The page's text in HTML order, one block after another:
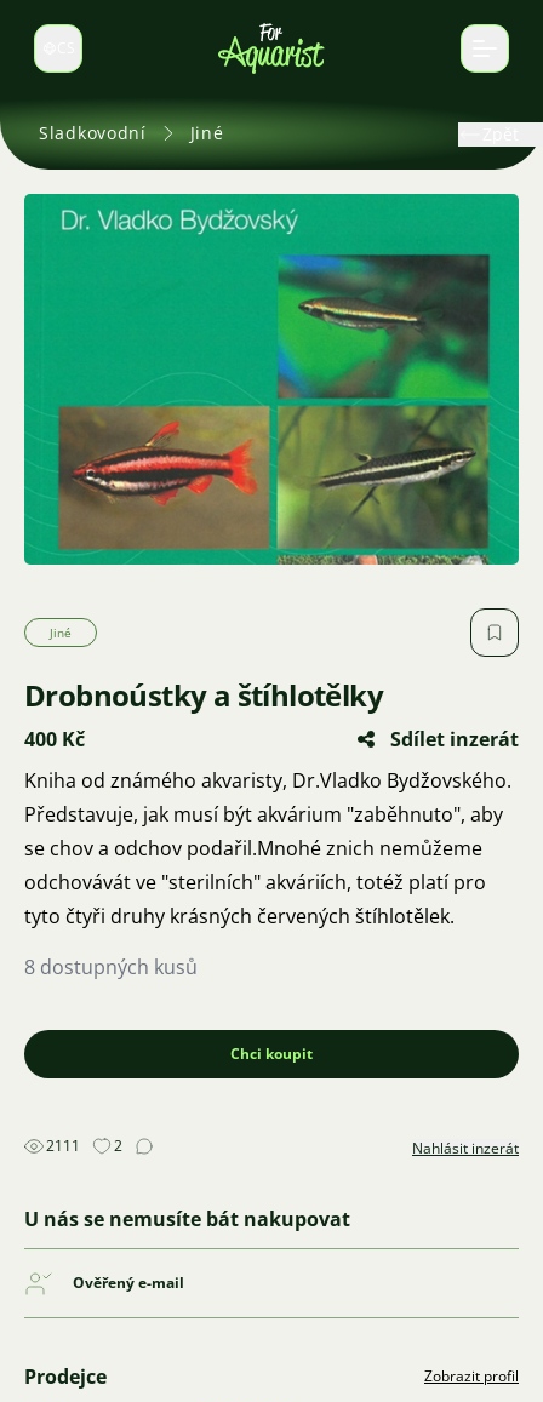
Select language
Sladkovodní Jiné
Jiné
Drobnoústky a štíhlotělky
400 Kč
Sdílet inzerát
Kniha od známého akvaristy, Dr.Vladko Bydžovského.
Představuje, jak musí být akvárium "zaběhnuto", aby
se chov a odchov podařil.Mnohé znich nemůžeme
odchovávát ve "sterilních" akváriích, totéž platí pro
tyto čtyři druhy krásných červených štíhlotělek.
8 dostupných kusů
Chci koupit
2111 2 Nahlásit inzerát
U nás se nemusíte bát nakupovat
Ověřený e-mail
Prodejce Zobrazit profil